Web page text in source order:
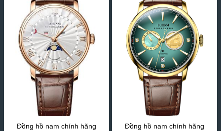
Đồng hồ nam chính hãng
Đồng hồ nam chính hãng